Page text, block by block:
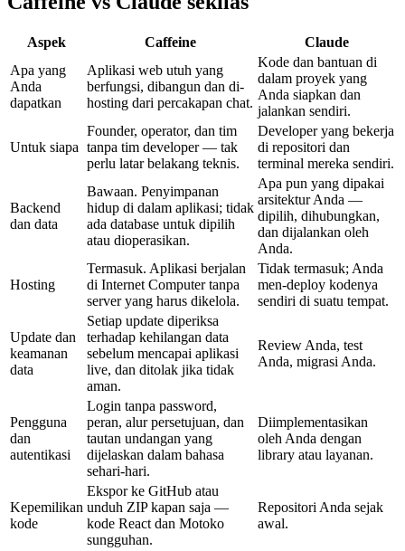
Aspek Caffeine
Claude
Apa yang
Anda
dapatkan
Aplikasi web utuh yang
berfungsi, dibangun dan di-
hosting dari percakapan chat.
Kode dan bantuan di
dalam proyek yang
Anda siapkan dan
jalankan sendiri.
Untuk siapa
Founder, operator, dan tim
tanpa tim developer — tak
perlu latar belakang teknis.
Developer yang bekerja
di repositori dan
terminal mereka sendiri.
Backend
dan data
Bawaan. Penyimpanan
hidup di dalam aplikasi; tidak
ada database untuk dipilih
atau dioperasikan.
Apa pun yang dipakai
arsitektur Anda —
dipilih, dihubungkan,
dan dijalankan oleh
Anda.
Hosting
Termasuk. Aplikasi berjalan
di Internet Computer tanpa
server yang harus dikelola.
Tidak termasuk; Anda
men-deploy kodenya
sendiri di suatu tempat.
Update dan
keamanan
data
Setiap update diperiksa
terhadap kehilangan data
sebelum mencapai aplikasi
live, dan ditolak jika tidak
aman.
Review Anda, test
Anda, migrasi Anda.
Pengguna
dan
autentikasi
Login tanpa password,
peran, alur persetujuan, dan
tautan undangan yang
dijelaskan dalam bahasa
sehari-hari.
Diimplementasikan
oleh Anda dengan
library atau layanan.
Kepemilikan
kode
Ekspor ke GitHub atau
unduh ZIP kapan saja —
kode React dan Motoko
sungguhan.
Repositori Anda sejak
awal.